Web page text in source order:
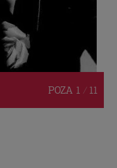
POZA 1 / 11